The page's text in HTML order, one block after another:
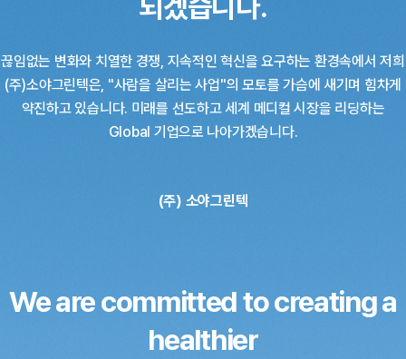
LAB서비스 LAB Service
Customer Center
자료실Downloads
채혈관 사업문의 Medical Business Inquiry
Irradiation Business Inquiry
끊임없는 변화와 치열한 경쟁, 지속적인 혁신을 요구하는 환경속에서저희
(주)소야그린텍은, "사람을 살리는 사업"의 모토를 가슴에 새기며 힘차게
약진하고 있습니다. 미래를 선도하고 세계 메디컬 시장을 리딩하는
Global 기업으로 나아가겠습니다.
(주) 소야그린텍
We are committed to creating a
healthier